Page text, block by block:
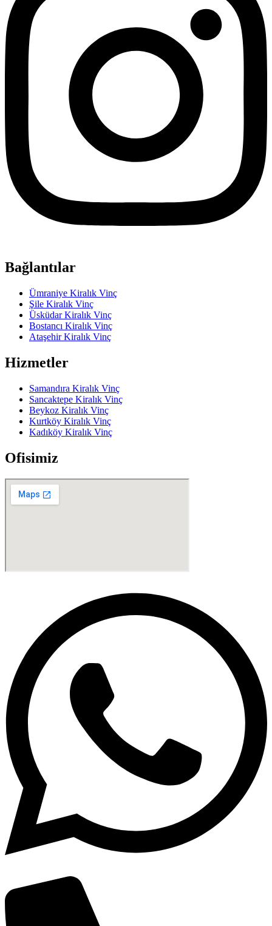
Bağlantılar
Ümraniye Kiralık Vinç
Şile Kiralık Vinç
Üsküdar Kiralık Vinç
Bostancı Kiralık Vinç
Ataşehir Kiralık Vinç
Hizmetler
Samandıra Kiralık Vinç
Sancaktepe Kiralık Vinç
Beykoz Kiralık Vinç
Kurtköy Kiralık Vinç
Kadıköy Kiralık Vinç
Ofisimiz